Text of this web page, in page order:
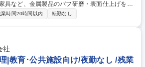
具など、金属製品のバフ研磨・表面仕上げを担
な製品を扱うことで技術の幅も広がり、職人と
】職人としての
有
業時間20時間以内 転勤なし
社
|教育･公共施設向け/夜勤なし /残業